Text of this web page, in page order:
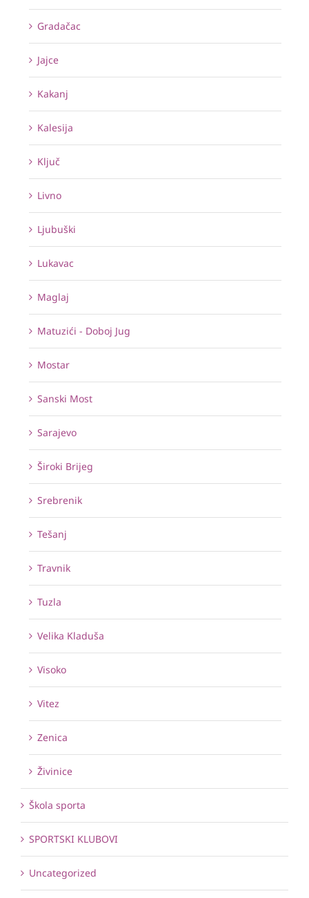
Gradačac
Jajce
Kakanj
Kalesija
Ključ
Livno
Ljubuški
Lukavac
Maglaj
Matuzići - Doboj Jug
Mostar
Sanski Most
Sarajevo
Široki Brijeg
Srebrenik
Tešanj
Travnik
Tuzla
Velika Kladuša
Visoko
Vitez
Zenica
Živinice
Škola sporta
SPORTSKI KLUBOVI
Uncategorized